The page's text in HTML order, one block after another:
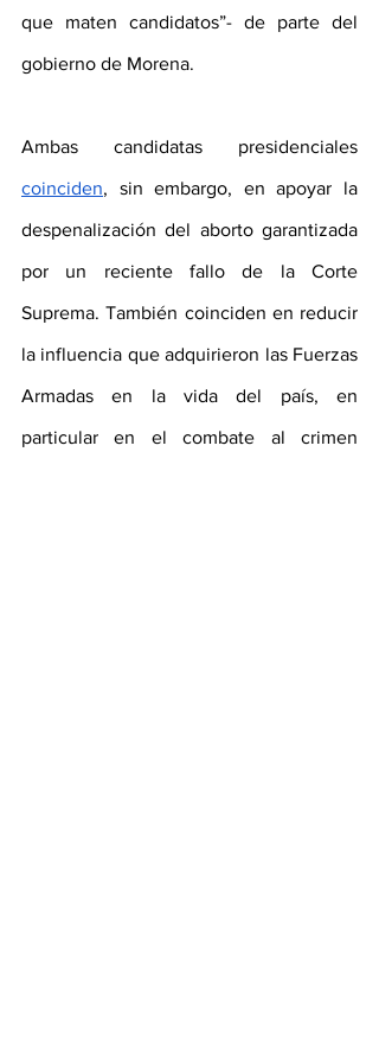
que maten candidatos”- de parte del
gobierno de Morena.
coinciden, sin embargo, en apoyar la
despenalización del aborto garantizada
por un reciente fallo de la Corte
Suprema. También coinciden en reducir
la influencia que adquirieron las Fuerzas
Armadas en la vida del país, en
particular en el combate al crimen